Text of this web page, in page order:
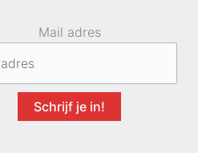
Mail adres
Schrijf je in!